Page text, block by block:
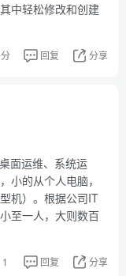
中轻松修改和创建
回复 分享
面运维、系统运
小的从个人电脑，
机）。根据公司IT
至一人，大则数百
1 回复 分享